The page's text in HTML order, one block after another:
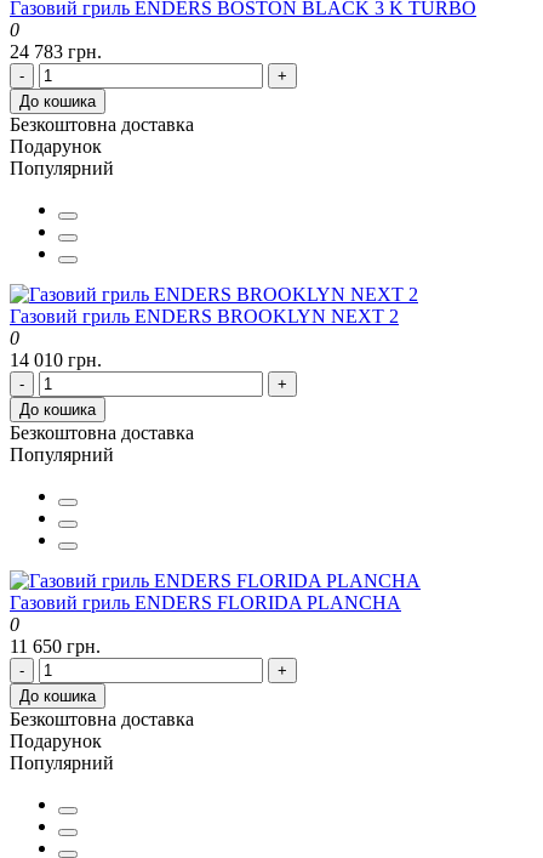
Газовий гриль ENDERS BOSTON BLACK 3 K TURBO
0
24 783 грн.
-
+
До кошика
Безкоштовна доставка
Подарунок
Популярний
Газовий гриль ENDERS BROOKLYN NEXT 2
0
14 010 грн.
-
+
До кошика
Безкоштовна доставка
Популярний
Газовий гриль ENDERS FLORIDA PLANCHA
0
11 650 грн.
-
+
До кошика
Безкоштовна доставка
Подарунок
Популярний